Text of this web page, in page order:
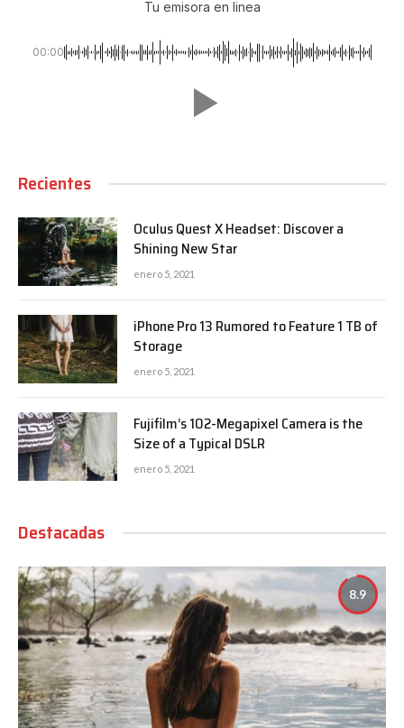
Tu emisora en linea
00:00
Recientes
Oculus Quest X Headset: Discover a
Shining New Star
enero 5, 2021
iPhone Pro 13 Rumored to Feature 1 TB of
Storage
enero 5, 2021
Fujifilm’s 102-Megapixel Camera is the
Size of a Typical DSLR
enero 5, 2021
Destacadas
8.9